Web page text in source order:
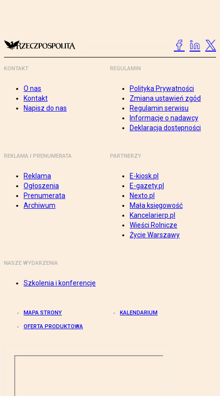
KONTAKT
O nas
Kontakt
Napisz do nas
REGULAMIN
Polityka Prywatności
Zmiana ustawień zgód
Regulamin serwisu
Informacje o nadawcy
Deklaracja dostępności
REKLAMA I PRENUMERATA
Reklama
Ogłoszenia
Prenumerata
Archiwum
PARTNERZY
E-kiosk.pl
E-gazety.pl
Nexto.pl
Mała księgowość
Kancelarierp.pl
Wieści Rolnicze
Życie Warszawy
NASZE WYDARZENIA
Szkolenia i konferencje
MAPA STRONY KALENDARIUM
OFERTA PRODUKTOWA